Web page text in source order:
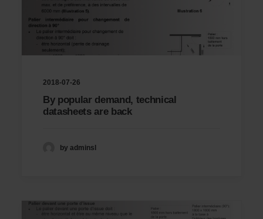
2018-07-26
By popular demand, technical
datasheets are back
by adminsl